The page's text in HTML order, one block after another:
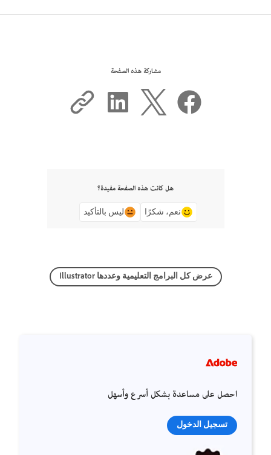
مشاركة هذه الصفحة
هل كانت هذه الصفحة مفيدة؟
نعم، شكرًا ليس بالتأكيد
عرض كل البرامج التعليمية وعددها Illustrator
احصل على مساعدة بشكل أسرع وأسهل
تسجيل الدخول